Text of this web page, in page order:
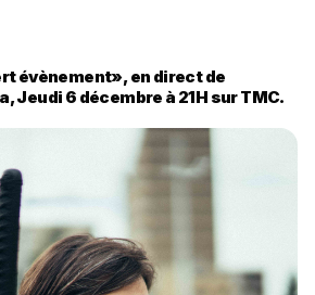
évènement», en direct de
Jeudi 6 décembre à 21H sur TMC.